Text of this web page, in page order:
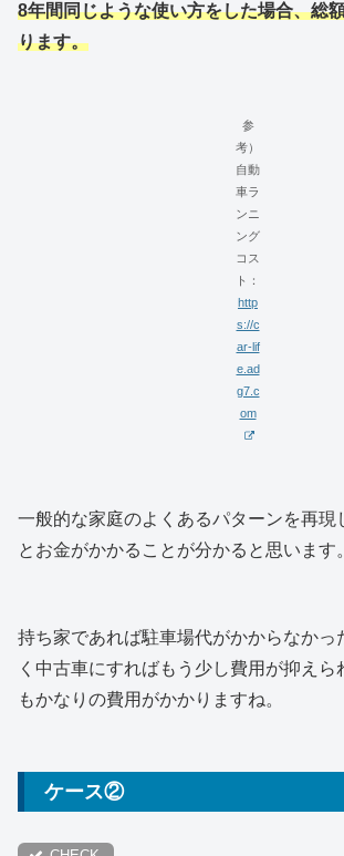
8年間同じような使い方をした場合、総
ります。
参
考）
自動
車ラ
ンニ
ング
コス
ト：
http
s://c
ar-lif
e.ad
g7.c
om
一般的な家庭のよくあるパターンを再現
とお金がかかることが分かると思います。
持ち家であれば駐車場代がかからなかっ
く中古車にすればもう少し費用が抑えら
もかなりの費用がかかりますね。
ケース②